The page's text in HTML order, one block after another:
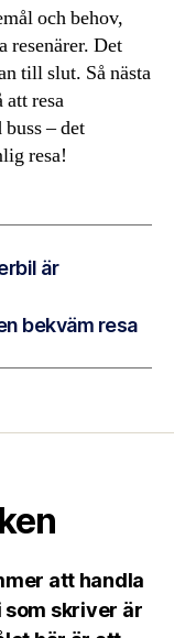
och behov,
resenärer. Det
till slut. Så nästa
att resa
– det
resa!
är
bekväm resa
att handla
som skriver är